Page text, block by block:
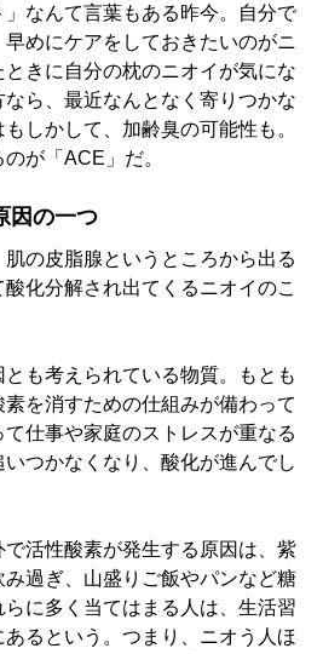
なんて言葉もある昨今。自分で
めにケアをしておきたいのがニ
きに自分の枕のニオイが気にな
ら、最近なんとなく寄りつかな
しかして、加齢臭の可能性も。
が「ACE」だ。
因の一つ
の皮脂腺というところから出る
化分解され出てくるニオイのこ
も考えられている物質。もとも
を消すための仕組みが備わって
仕事や家庭のストレスが重なる
つかなくなり、酸化が進んでし
活性酸素が発生する原因は、紫
過ぎ、山盛りご飯やパンなど糖
に多く当てはまる人は、生活習
るという。つまり、ニオう人ほ